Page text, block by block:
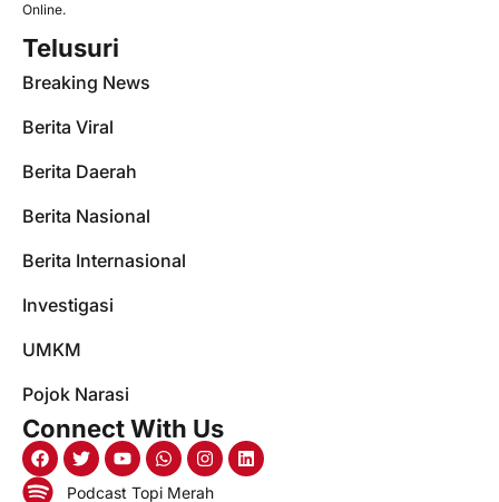
Online.
Telusuri
Breaking News
Berita Viral
Berita Daerah
Berita Nasional
Berita Internasional
Investigasi
UMKM
Pojok Narasi
Connect With Us
Podcast Topi Merah